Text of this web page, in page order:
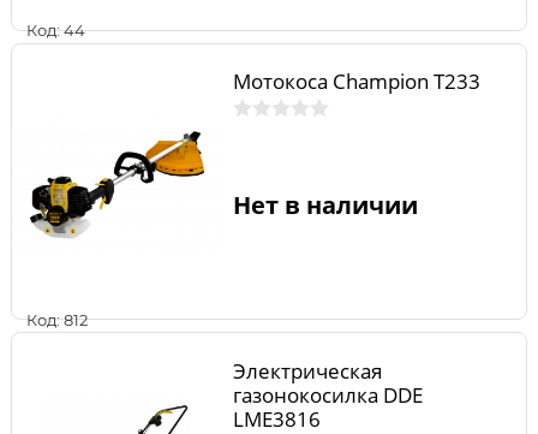
Код: 44
Код: 812
Мотокоса Champion T233
Нет в наличии
Электрическая
газонокосилка DDE
LME3816